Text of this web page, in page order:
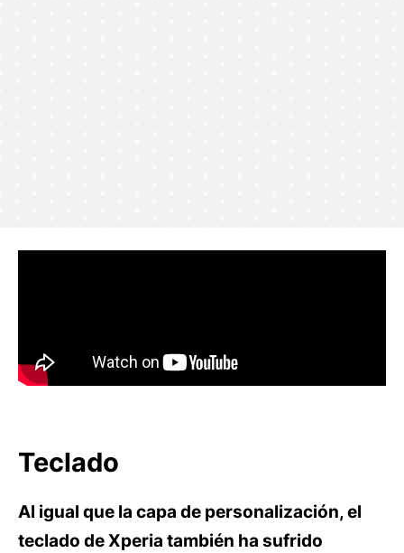
Teclado
Al igual que la capa de personalización, el
teclado de Xperia también ha sufrido